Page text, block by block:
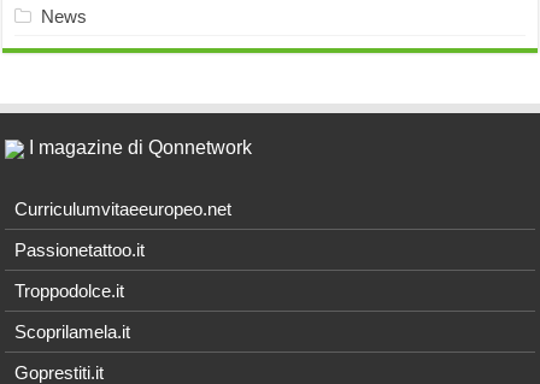
News
I magazine di Qonnetwork
Curriculumvitaeeuropeo.net
Passionetattoo.it
Troppodolce.it
Scoprilamela.it
Goprestiti.it